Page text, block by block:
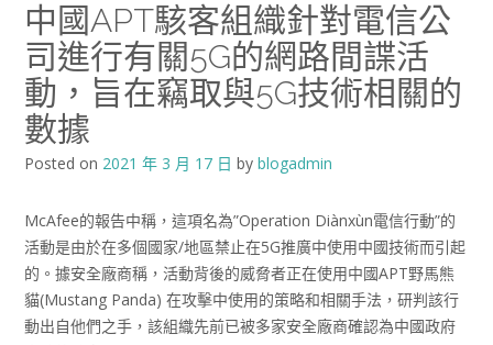
中國APT駭客組織針對電信公
司進行有關5G的網路間諜活
動，旨在竊取與5G技術相關的
數據
Posted on 2021 年 3 月 17 日 by blogadmin
McAfee的報告中稱，這項名為”Operation Diànxùn電信行動”的
活動是由於在多個國家/地區禁止在5G推廣中使用中國技術而引起
的。據安全廠商稱，活動背後的威脅者正在使用中國APT野馬熊
貓(Mustang Panda) 在攻擊中使用的策略和相關手法，研判該行
動出自他們之手，該組織先前已被多家安全廠商確認為中國政府